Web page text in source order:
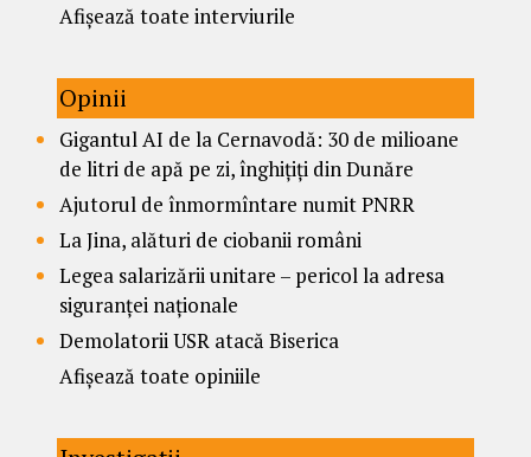
Afișează toate interviurile
Opinii
Gigantul AI de la Cernavodă: 30 de milioane
de litri de apă pe zi, înghițiți din Dunăre
Ajutorul de înmormîntare numit PNRR
La Jina, alături de ciobanii români
Legea salarizării unitare – pericol la adresa
siguranței naționale
Demolatorii USR atacă Biserica
Afișează toate opiniile